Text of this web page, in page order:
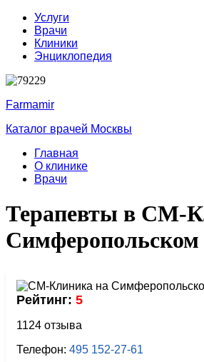
Услуги
Врачи
Клиники
Энциклопедия
Farmamir
Каталог врачей Москвы
Главная
О клинике
Врачи
Терапевты в СМ-
Симферопольском
Рейтинг: 5
1124 отзыва
Телефон: 495 152-27-61